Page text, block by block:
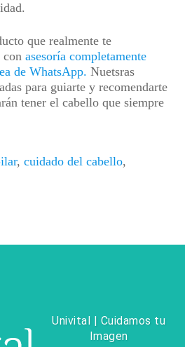
que realmente te
con asesoría completamente
de WhatsApp. Nuetsras
para guiarte y recomendarte
tener el cabello que siempre
, cuidado del cabello,
Univital | Cuidamos tu
Imagen